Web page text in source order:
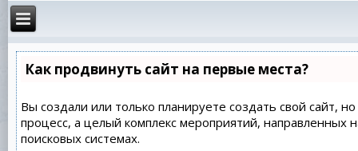
Как продвинуть сайт на первые места?
Вы создали или только планируете создать свой сайт,
процесс, а целый комплекс мероприятий,
поисковых системах.